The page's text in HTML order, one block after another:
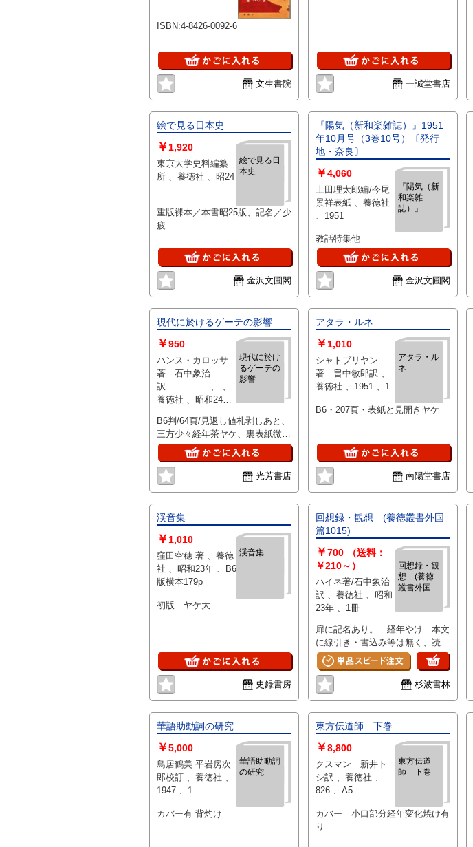
ISBN:4-8426-0092-6
文生書院 一誠堂書店
絵で見る日本史
絵で見る日
本史
￥ 1,920
東京大学史料編纂
所 、養徳社 、昭24
重版裸本／本書昭25版、記名／少
疲
金沢文圃閣
『陽気（新和楽雑誌）』1951
年10月号（3巻10号）〔発行
地・奈良〕
『陽気（新
和楽雑
誌）』
月号（3巻
行地・奈
良〕
￥4,060
上田理太郎編/今尾
景祥表紙 、養徳社
、1951
教話特集他
金沢文圃閣
現代に於けるゲーテの影響
現代に於け
るゲーテの
影響
￥950
ハンス・カロッサ
著 石中象治
訳 、 、
養徳社 、昭和24年
B6判/64頁/見返し値札剥しあと、
三方少々経年茶ヤケ、裏表紙微少
押しキズ有、他経年並、本文特に
問題なし。
光芳書店
アタラ・ルネ
アタラ・ル
ネ
￥1,010
シャトブリヤン
著 畠中敏郎訳 、
養徳社 、1951 、1
B6・207頁・表紙と見開きヤケ
南陽堂書店
渓音集
渓音集
￥1,010
窪田空穂 著 、養徳
社 、昭和23年 、B6
版横本179p
初版 ヤケ大
史録書房
回想録・観想 (養徳叢書外国
篇1015)
回想録・観
想 (養徳
叢書外国篇
￥700
（送料：
￥210～）
ハイネ著/石中象治
訳 、養徳社 、昭和
23年 、1冊
扉に記名あり。 経年やけ 本文
に線引き・書込み等は無く、読む
に十分耐えられる状態です。
201頁 Ｂ６判 カバーと函はあ
りません(刊行当初からあったか
は不明)
杉波書林
華語助動詞の研究
華語助動詞
の研究
￥5,000
鳥居鶴美 平岩房次
郎校訂 、養徳社 、
1947 、1
カバー有 背灼け
東方伝道師 下巻
東方伝道
師 下巻
￥8,800
クスマン 新井ト
シ訳 、養徳社 、
826 、A5
カバー 小口部分経年変化焼け有
り